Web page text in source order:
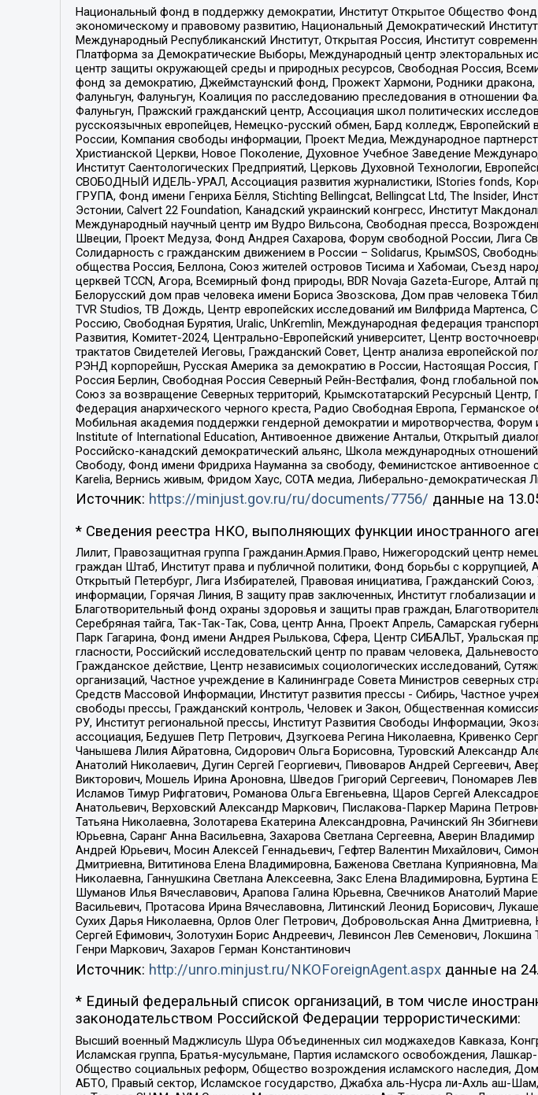
Национальный фонд в поддержку демократии, Институт Открытое Общество
экономическому и правовому развитию, Национальный Демократический
Международный Республиканский Институт, Открытая Россия, Институт
Платформа за Демократические Выборы, Международный центр электоральных
центр защиты окружающей среды и природных ресурсов, Свободная Россия,
фонд за демократию, Джеймстаунский фонд, Прожект Хармони, Родники дракона,
Фалуньгун, Фалуньгун, Коалиция по расследованию преследования в отношении
Фалуньгун, Пражский гражданский центр, Ассоциация школ политических
русскоязычных европейцев, Немецко-русский обмен, Бард колледж,
России, Компания свободы информации, Проект Медиа, Международное
Христианской Церкви, Новое Поколение, Духовное Учебное Заведение
Институт Саентологических Предприятий, Церковь Духовной Технологии,
СВОБОДНЫЙ ИДЕЛЬ-УРАЛ, Ассоциация развития журналистики, IStories fonds,
ГРУПА, Фонд имени Генриха Бёлля, Stichting Bellingcat, Bellingcat Ltd, The Insider,
Эстонии, Calvert 22 Foundation, Канадский украинский конгресс, Институт
Международный научный центр им Вудро Вильсона, Свободная пресса,
Швеции, Проект Медуза, Фонд Андрея Сахарова, Форум свободной России, Лига
Солидарность с гражданским движением в России – Solidarus, КрымSOS,
общества Россия, Беллона, Союз жителей островов Тисима и Хабомаи, Съезд
церквей TCCN, Агора, Всемирный фонд природы, BDR Novaja Gazeta-Europe,
Белорусский дом прав человека имени Бориса Звозскова, Дом прав человека
TVR Studios, ТВ Дождь, Центр европейских исследований им Вилфрида
Россию, Свободная Бурятия, Uralic, UnKremlin, Международная федерация
Развития, Комитет-2024, Центрально-Европейский университет, Центр
трактатов Свидетелей Иеговы, Гражданский Совет, Центр анализа европейской
РЭНД корпорейшн, Русская Америка за демократию в России, Настоящая Россия,
Россия Берлин, Свободная Россия Северный Рейн-Вестфалия, Фонд глобальной
Союз за возвращение Северных территорий, Крымскотатарский Ресурсный
Федерация анархического черного креста, Радио Свободная Европа,
Мобильная академия поддержки гендерной демократии и миротворчества,
Institute of International Education, Антивоенное движение Антальи, Открытый
Российско-канадский демократический альянс, Школа международных
Свободу, Фонд имени Фридриха Науманна за свободу, Феминистское
Karelia, Вернись живым, Фридом Хаус, СОТА медиа, Либерально-демократическая
Источник: https://minjust.gov.ru/ru/documents/7756/ данные на
* Сведения реестра НКО, выполняющих функции иностранного
Лилит, Правозащитная группа Гражданин.Армия.Право, Нижегородский центр
граждан Штаб, Институт права и публичной политики, Фонд борьбы с
Открытый Петербург, Лига Избирателей, Правовая инициатива, Гражданский
информации, Горячая Линия, В защиту прав заключенных, Институт
Благотворительный фонд охраны здоровья и защиты прав граждан,
Серебряная тайга, Так-Так-Так, Сова, центр Анна, Проект Апрель, Самарская
Парк Гагарина, Фонд имени Андрея Рылькова, Сфера, Центр СИБАЛЬТ, Уральская
гласности, Российский исследовательский центр по правам человека,
Гражданское действие, Центр независимых социологических исследований,
организаций, Частное учреждение в Калининграде Совета Министров северных
Средств Массовой Информации, Институт развития прессы - Сибирь, Частное
свободы прессы, Гражданский контроль, Человек и Закон, Общественная
РУ, Институт региональной прессы, Институт Развития Свободы Информации,
ассоциация, Бедушев Петр Петрович, Дзугкоева Регина Николаевна, Кривенко
Чанышева Лилия Айратовна, Сидорович Ольга Борисовна, Туровский Александр
Анатолий Николаевич, Дугин Сергей Георгиевич, Пивоваров Андрей Сергеевич,
Викторович, Мошель Ирина Ароновна, Шведов Григорий Сергеевич, Пономарев
Исламов Тимур Рифгатович, Романова Ольга Евгеньевна, Щаров Сергей
Анатольевич, Верховский Александр Маркович, Пислакова-Паркер Марина
Татьяна Николаевна, Золотарева Екатерина Александровна, Рачинский Ян
Юрьевна, Саранг Анна Васильевна, Захарова Светлана Сергеевна, Аверин
Андрей Юрьевич, Мосин Алексей Геннадьевич, Гефтер Валентин Михайлович,
Дмитриевна, Вититинова Елена Владимировна, Баженова Светлана Куприяновна,
Николаевна, Ганнушкина Светлана Алексеевна, Закс Елена Владимировна,
Шуманов Илья Вячеславович, Арапова Галина Юрьевна, Свечников Анатолий
Васильевич, Протасова Ирина Вячеславовна, Литинский Леонид Борисович,
Сухих Дарья Николаевна, Орлов Олег Петрович, Добровольская Анна
Сергей Ефимович, Золотухин Борис Андреевич, Левинсон Лев Семенович,
Генри Маркович, Захаров Герман Константинович
Источник: http://unro.minjust.ru/NKOForeignAgent.aspxданные на
* Единый федеральный список организаций, в том числе
законодательством Российской Федерации террористическими:
Высший военный Маджлисуль Шура Объединенных сил моджахедов Кавказа,
Исламская группа, Братья-мусульмане, Партия исламского освобождения,
Общество социальных реформ, Общество возрождения исламского наследия,
АБТО, Правый сектор, Исламское государство, Джабха аль-Нусра ли-Ахль аш-